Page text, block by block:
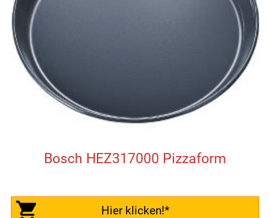
Bosch HEZ317000 Pizzaform
Hier klicken!*